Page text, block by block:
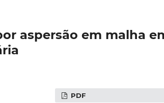
aspersão em malha
PDF